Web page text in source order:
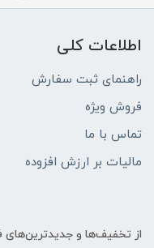
اطلاعات کلی
راهنمای ثبت سفارش
فروش ویژه
تماس با ما
مالیات بر ارزش افزوده
از تخفیف‌ها و جدیدترین‌های